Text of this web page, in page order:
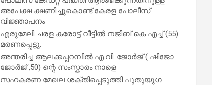
അപേക്ഷ ക്ഷണിച്ചുകൊണ്ട് കേരള പോലീസ്
വിജ്ഞാപനം
എരുമേലി ചരള കരോട്ട് വീട്ടിൽ നജീബ് കെ എച്ച് (55)
മരണപ്പെട്ടു.
അന്തരിച്ച ആ​ല​ക്ക​പ്പ​റമ്പിൽ​ എ.​വി. ജോ​ർ​ജ് ( ഷിജോ
ജോർജ് ,50) ന്റെ സംസ്കാരം നാളെ
സഹകരണ മേഖല ശക്തിപ്പെടുത്തി പുതുയുഗ